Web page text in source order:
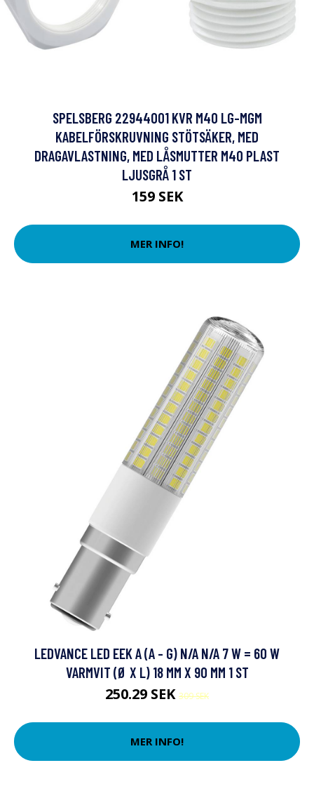
SPELSBERG 22944001 KVR M40 LG-MGM
KABELFÖRSKRUVNING STÖTSÄKER, MED
DRAGAVLASTNING, MED LÅSMUTTER M40 PLAST
LJUSGRÅ 1 ST
159 SEK
MER INFO!
LEDVANCE LED EEK A (A - G) N/A N/A 7 W = 60 W
VARMVIT (Ø X L) 18 MM X 90 MM 1 ST
250.29 SEK 309 SEK
MER INFO!